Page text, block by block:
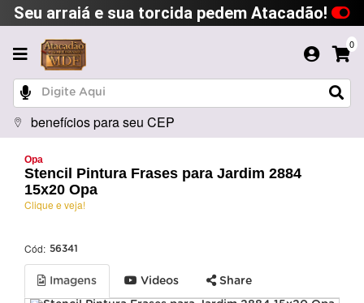
Seu arraiá e sua torcida pedem Atacadão!
0
benefícios para seu CEP
Opa
Stencil Pintura Frases para Jardim 2884
15x20 Opa
Clique e veja!
Cód: 56341
Imagens Videos Share